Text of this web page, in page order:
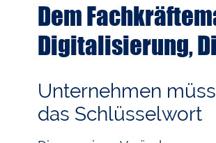
Dem
Digitalisierung,
Unternehmen
das Schlüsselwort